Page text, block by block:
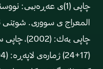
المعراج ی سووری.